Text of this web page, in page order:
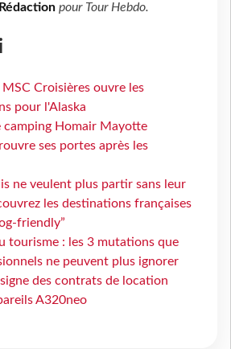
Rédaction pour Tour Hebdo.
MSC Croisières ouvre les
pour l'Alaska
camping Homair Mayotte
ses portes après les
ne veulent plus partir sans leur
les destinations françaises
friendly”
tourisme : les 3 mutations que
ne peuvent plus ignorer
des contrats de location
A320neo